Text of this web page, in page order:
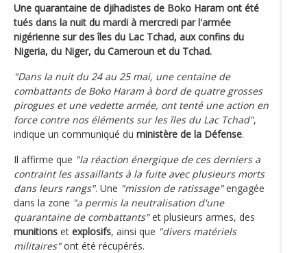
Une quarantaine de djihadistes de Boko Haram ont été
tués dans la nuit du mardi à mercredi par l'armée
nigérienne sur des îles du Lac Tchad, aux confins du
Nigeria, du Niger, du Cameroun et du Tchad.
"Dans la nuit du 24 au 25 mai, une centaine de
combattants de Boko Haram à bord de quatre grosses
pirogues et une vedette armée, ont tenté une action en
force contre nos éléments sur les îles du Lac Tchad",
indique un communiqué du ministère de la Défense.
Il affirme que "la réaction énergique de ces derniers a
contraint les assaillants à la fuite avec plusieurs morts
dans leurs rangs". Une "mission de ratissage"engagée
dans la zone "a permis la neutralisation d'une
quarantaine de combattants"et plusieurs armes, des
munitions et explosifs, ainsi que "divers matériels
militaires"ont été récupérés.